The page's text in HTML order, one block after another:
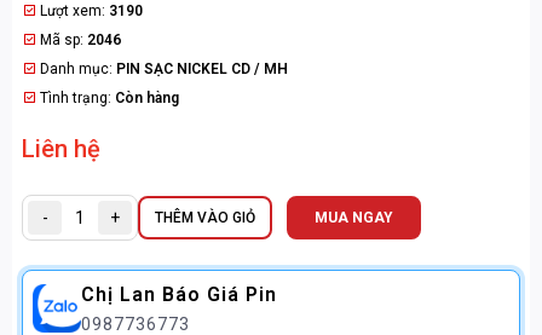
Lượt xem: 3190
Mã sp: 2046
Danh mục: PIN SẠC NICKEL CD / MH
Tình trạng: Còn hàng
Liên hệ
- + THÊM VÀO GIỎ MUA NGAY
Chị Lan Báo Giá Pin
0987736773